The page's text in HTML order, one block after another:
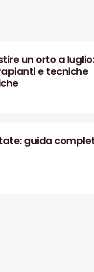
un orto a luglio:
e tecniche
guida